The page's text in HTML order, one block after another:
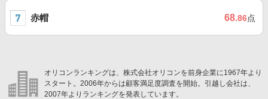
赤帽 68.86点
オリコンランキングは、株式会社オリコンを前身企業に1967年より
スタート。2006年からは顧客満足度調査を開始。引越し会社は、
2007年よりランキングを発表しています。